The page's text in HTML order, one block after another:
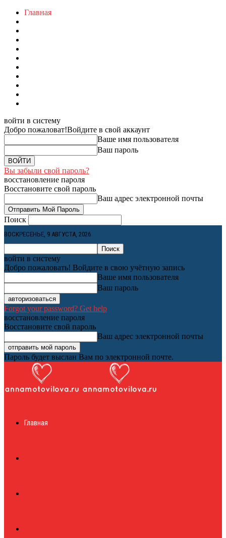
Главная
войти в систему
Добро пожаловат!Войдите в свой аккаунт
Ваше имя пользователя
Ваш пароль
Вы забыли свой пароль?
восстановление пароля
Восстановите свой пароль
Ваш адрес электронной почты
Поиск
ВОСКРЕСЕНЬЕ, 9 АВГУСТА, 2026
войти в систему
Добро пожаловать! Войдите в свою учётную запись
Ваше имя пользователя
Ваш пароль
Forgot your password? Get help
восстановление пароля
Восстановите свой пароль
Ваш адрес электронной почты
Пароль будет выслан Вам по электронной почте.
журналГлавная